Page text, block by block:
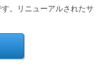
。リニューアルされたサ